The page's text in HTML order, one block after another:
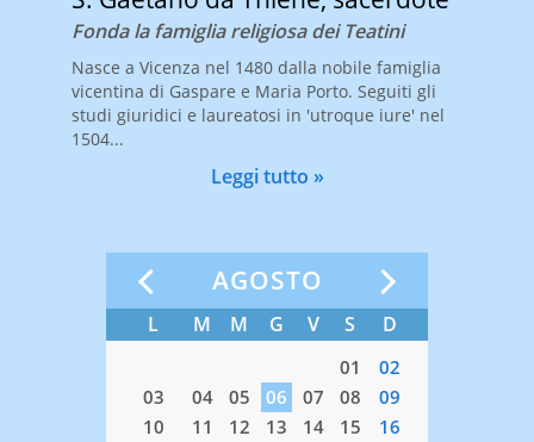
Fonda la famiglia religiosa dei Teatini
Nasce a Vicenza nel 1480 dalla nobile famiglia
vicentina di Gaspare e Maria Porto. Seguiti gli
studi giuridici e laureatosi in 'utroque iure' nel
1504...
Leggi tutto »
AGOSTO
L M M G V S D
01
02
03
04 05 06 07 08
09
10
11 12 13 14 15
16